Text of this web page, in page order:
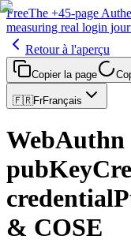
FreeThe +45-page
measuring real login
Retour à l'aperçu
Copier la page
🇫🇷FrFrançais
WebAuthn
& COSE